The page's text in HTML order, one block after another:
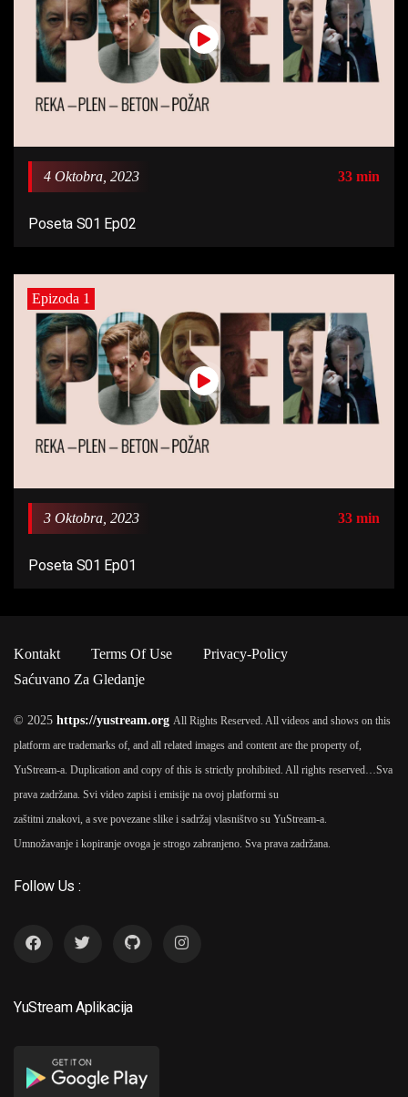
4 Oktobra, 2023 33 min
Poseta S01 Ep02
Epizoda 1
3 Oktobra, 2023 33 min
Poseta S01 Ep01
Kontakt Terms Of Use
Privacy-Policy
Saćuvano Za Gledanje
© 2025 https://yustream.org All Rights Reserved. All videos and shows on this
platform are trademarks of, and all related images and content are the property of,
YuStream-a. Duplication and copy of this is strictly prohibited. All rights reserved… Sva
prava zadržana. Svi video zapisi i emisije na ovoj platformi su
zaštitni znakovi, a sve povezane slike i sadržaj vlasništvo su YuStream-a.
Umnožavanje i kopiranje ovoga je strogo zabranjeno. Sva prava zadržana.
Follow Us :
YuStream Aplikacija